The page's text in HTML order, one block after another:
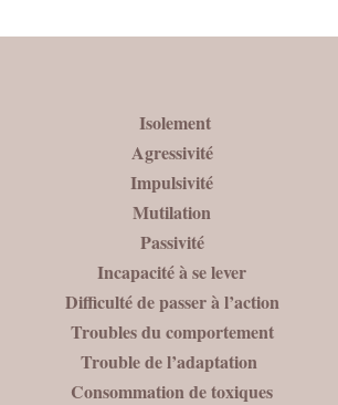
Isolement
Agressivité
Impulsivité
Mutilation
Passivité
Incapacité à se lever
Difficulté de passer à l’action
Troubles du comportement
Trouble de l’adaptation
Consommation de toxiques